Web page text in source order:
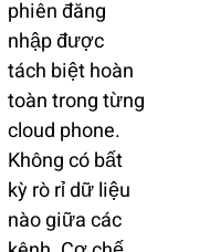
phiên đăng
nhập được
tách biệt hoàn
toàn trong từng
cloud phone.
Không có bất
kỳ rò rỉ dữ liệu
nào giữa các